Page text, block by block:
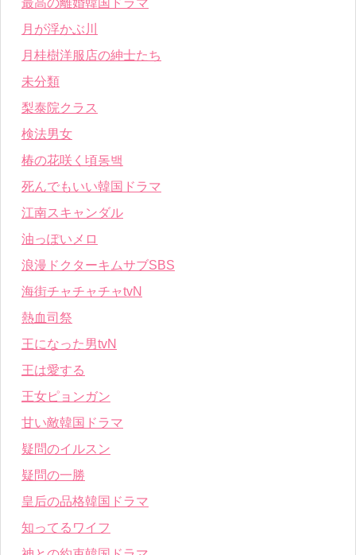
最高の離婚韓国ドラマ
月が浮かぶ川
月桂樹洋服店の紳士たち
未分類
梨泰院クラス
検法男女
椿の花咲く頃동백
死んでもいい韓国ドラマ
江南スキャンダル
油っぽいメロ
浪漫ドクターキムサブSBS
海街チャチャチャtvN
熱血司祭
王になった男tvN
王は愛する
王女ピョンガン
甘い敵韓国ドラマ
疑問のイルスン
疑問の一勝
皇后の品格韓国ドラマ
知ってるワイフ